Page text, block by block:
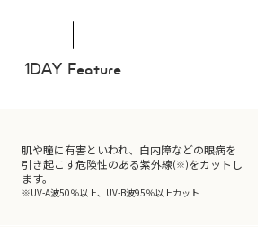
1DAY Feature
肌や瞳に有害といわれ、白内障などの眼病を
引き起こす危険性のある紫外線(※)をカットし
ます。
※UV-A波50％以上、UV-B波95％以上カット